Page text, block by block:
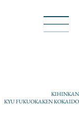
KIHINKAN
KYU FUKUOKAKEN KOKAIDO